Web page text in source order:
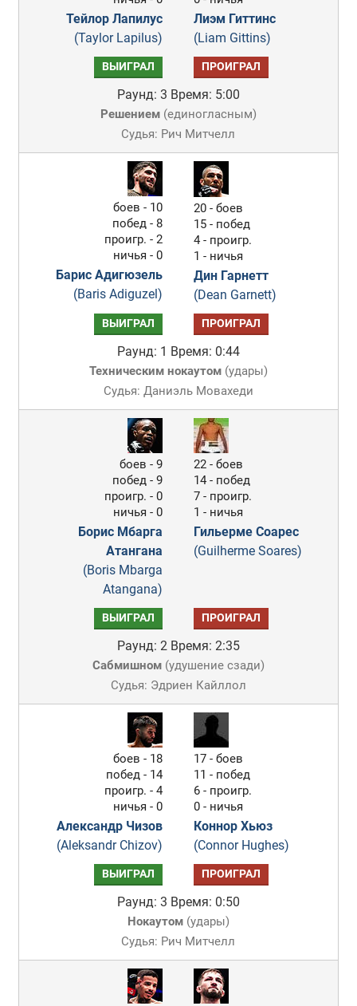
Тейлор Лапилус
(Taylor Lapilus)
Лиэм Гиттинс
(Liam Gittins)
ВЫИГРАЛ ПРОИГРАЛ
Раунд: 3 Время: 5:00
Решением(единогласным)
Судья: Рич Митчелл
боев - 10
побед - 8
проигр. - 2
ничья - 0
Барис Адигюзель
(Baris Adiguzel)
20 - боев
15 - побед
4 - проигр.
1 - ничья
Дин Гарнетт
(Dean Garnett)
ВЫИГРАЛ ПРОИГРАЛ
Раунд: 1 Время: 0:44
Техническим нокаутом(удары)
Судья: Даниэль Мовахеди
боев - 9
побед - 9
проигр. - 0
ничья - 0
Борис Мбарга
Атангана
(Boris Mbarga
Atangana)
22 - боев
14 - побед
7 - проигр.
1 - ничья
Гильерме Соарес
(Guilherme Soares)
ВЫИГРАЛ ПРОИГРАЛ
Раунд: 2 Время: 2:35
Сабмишном(удушение сзади)
Судья: Эдриен Кайллол
боев - 18
побед - 14
проигр. - 4
ничья - 0
Александр Чизов
(Aleksandr Chizov)
17 - боев
11 - побед
6 - проигр.
0 - ничья
Коннор Хьюз
(Connor Hughes)
ВЫИГРАЛ ПРОИГРАЛ
Раунд: 3 Время: 0:50
Нокаутом(удары)
Судья: Рич Митчелл